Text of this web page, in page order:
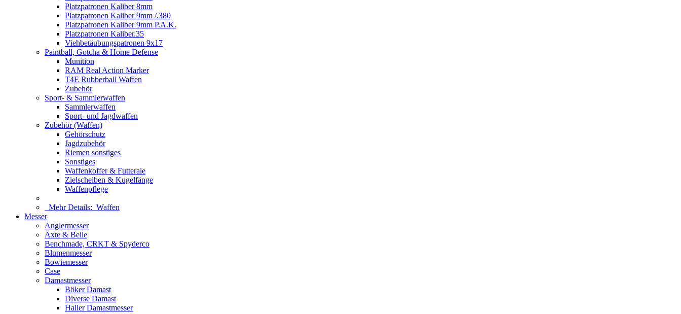
Platzpatronen Kaliber 8mm
Platzpatronen Kaliber 9mm /.380
Platzpatronen Kaliber 9mm P.A.K.
Platzpatronen Kaliber.35
Viehbetäubungspatronen 9x17
Paintball, Gotcha & Home Defense
Munition
RAM Real Action Marker
T4E Rubberball Waffen
Zubehör
Sport- & Sammlerwaffen
Sammlerwaffen
Sport- und Jagdwaffen
Zubehör (Waffen)
Gehörschutz
Jagdzubehör
Riemen sonstiges
Sonstiges
Waffenkoffer & Futterale
Zielscheiben & Kugelfänge
Waffenpflege
Mehr Details: Waffen
Messer
Anglermesser
Äxte & Beile
Benchmade, CRKT & Spyderco
Blumenmesser
Bowiemesser
Case
Damastmesser
Böker Damast
Diverse Damast
Haller Damastmesser